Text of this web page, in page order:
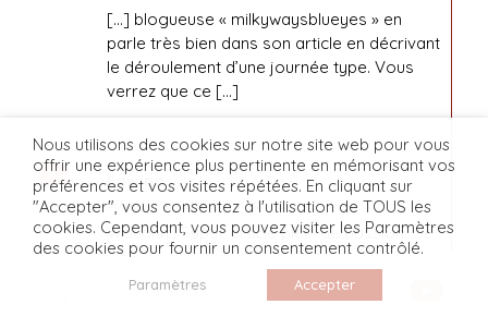
[…] blogueuse « milkywaysblueyes » en
parle très bien dans son article en décrivant
le déroulement d’une journée type. Vous
verrez que ce […]
Edwina dit :
30 octobre 2017 à 14 h 28 min
Wouahh ! Super article plein de passion.. Je
t’avoue qu’au début quand je ne
connaissais pas le blogging. J’étais comme
ces personnes qui pensaient que c’était
Nous utilisons des cookies sur notre site web pour vous
offrir une expérience plus pertinente en mémorisant vos
préférences et vos visites répétées. En cliquant sur
"Accepter", vous consentez à l'utilisation de TOUS les
cookies. Cependant, vous pouvez visiter les Paramètres
des cookies pour fournir un consentement contrôlé.
Paramètres Accepter